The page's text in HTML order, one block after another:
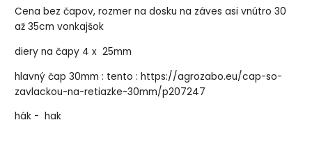
Cena bez čapov, rozmer na dosku na záves asi vnútro 30
až 35cm vonkajšok
diery na čapy 4 x 25mm
hlavný čap 30mm : tento :https://agrozabo.eu/cap-so-
zavlackou-na-retiazke-30mm/p207247
hák - hak